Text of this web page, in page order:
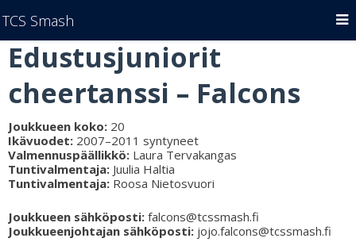
Edustusjuniorit
cheertanssi – Falcons
Joukkueen koko: 20
Ikävuodet: 2007–2011 syntyneet
Valmennuspäällikkö: Laura Tervakangas
Tuntivalmentaja: Juulia Haltia
Tuntivalmentaja: Roosa Nietosvuori
Joukkueen sähköposti: falcons@tcssmash.fi
Joukkueenjohtajan sähköposti: jojo.falcons@tcssmash.fi
TCS Smash